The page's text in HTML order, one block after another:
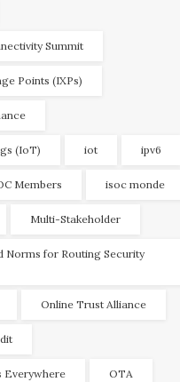
Summit
Points (IXPs)
(IoT) iot ipv6
Members isoc monde
Multi-Stakeholder
Norms for Routing Security
Online Trust Alliance
Everywhere OTA